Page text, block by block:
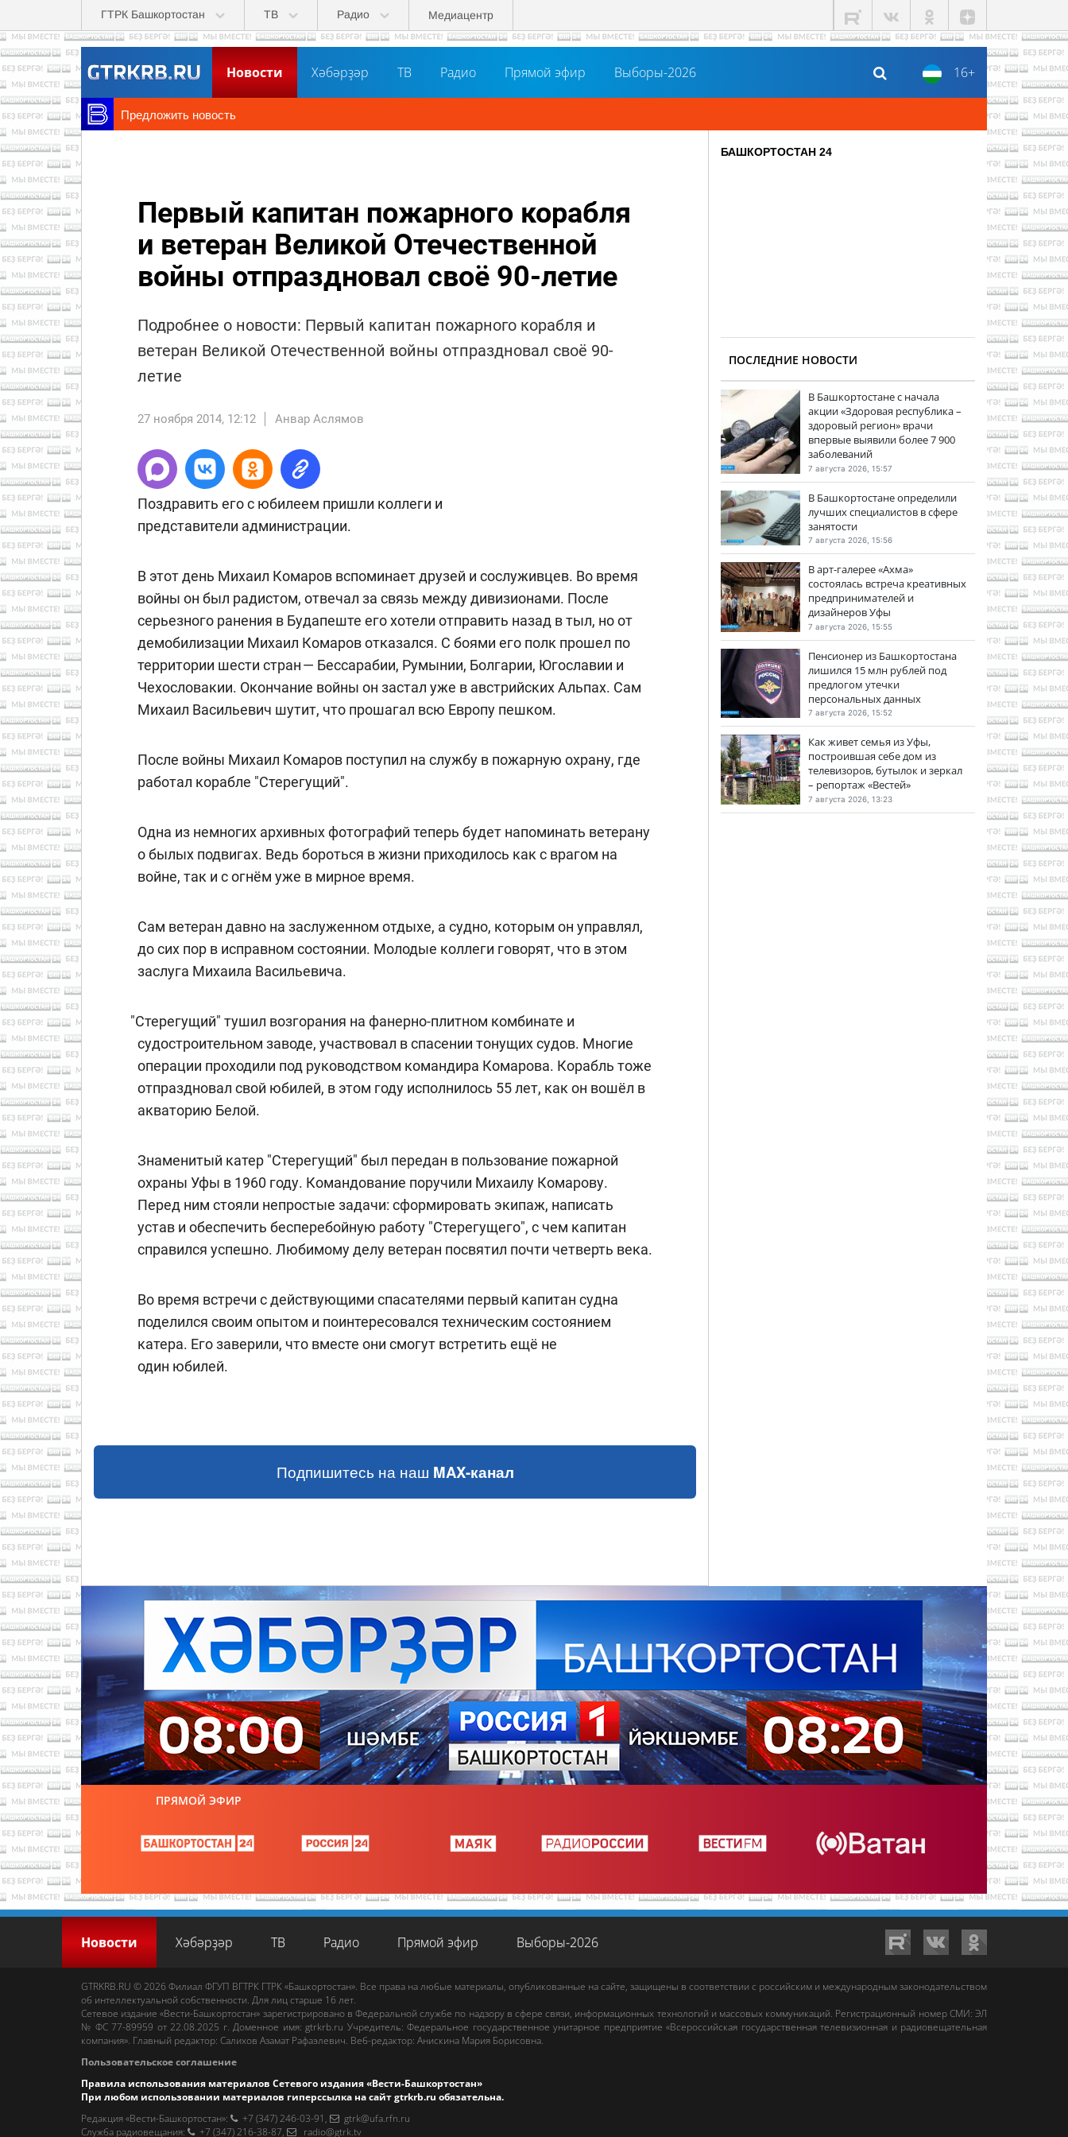
Перейти к основному содержанию
ГТРК Башкортостан ТВ Радио Медиацентр
16+
Новости Хәбәрҙәр ТВ Радио Прямой эфир Выборы-2026
Предложить новость
Первый капитан пожарного корабля
и ветеран Великой Отечественной
войны отпраздновал своё 90-летие
Подробнее о новости: Первый капитан пожарного корабля и
ветеран Великой Отечественной войны отпраздновал своё 90-
летие
27 ноября 2014, 12:12 Анвар Аслямов
Поздравить его с юбилеем пришли коллеги и
представители администрации.
В этот день Михаил Комаров вспоминает друзей и сослуживцев. Во время
войны он был радистом, отвечал за связь между дивизионами. После
серьезного ранения в Будапеште его хотели отправить назад в тыл, но от
демобилизации Михаил Комаров отказался. С боями его полк прошел по
территории шести стран — Бессарабии, Румынии, Болгарии, Югославии и
Чехословакии. Окончание войны он застал уже в австрийских Альпах. Сам
Михаил Васильевич шутит, что прошагал всю Европу пешком.
После войны Михаил Комаров поступил на службу в пожарную охрану, где
работал корабле "Стерегущий".
Одна из немногих архивных фотографий теперь будет напоминать ветерану
о былых подвигах. Ведь бороться в жизни приходилось как с врагом на
войне, так и с огнём уже в мирное время.
Сам ветеран давно на заслуженном отдыхе, а судно, которым он управлял,
до сих пор в исправном состоянии. Молодые коллеги говорят, что в этом
заслуга Михаила Васильевича.
"Стерегущий" тушил возгорания на фанерно-плитном комбинате и
судостроительном заводе, участвовал в спасении тонущих судов. Многие
операции проходили под руководством командира Комарова. Корабль тоже
отпраздновал свой юбилей, в этом году исполнилось 55 лет, как он вошёл в
акваторию Белой.
Знаменитый катер "Стерегущий" был передан в пользование пожарной
охраны Уфы в 1960 году. Командование поручили Михаилу Комарову.
Перед ним стояли непростые задачи: сформировать экипаж, написать
устав и обеспечить бесперебойную работу "Стерегущего", с чем капитан
справился успешно. Любимому делу ветеран посвятил почти четверть века.
Во время встречи с действующими спасателями первый капитан судна
поделился своим опытом и поинтересовался техническим состоянием
катера. Его заверили, что вместе они смогут встретить ещё не
один юбилей.
Подпишитесь на наш MAX-канал
БАШКОРТОСТАН 24
ПОСЛЕДНИЕ НОВОСТИ
В Башкортостане с начала
акции «Здоровая республика –
здоровый регион» врачи
впервые выявили более 7 900
заболеваний
7 августа 2026, 15:57
В Башкортостане определили
лучших специалистов в сфере
занятости
7 августа 2026, 15:56
В арт-галерее «Ахма»
состоялась встреча креативных
предпринимателей и
дизайнеров Уфы
7 августа 2026, 15:55
Пенсионер из Башкортостана
лишился 15 млн рублей под
предлогом утечки
персональных данных
7 августа 2026, 15:52
Как живет семья из Уфы,
построившая себе дом из
телевизоров, бутылок и зеркал
– репортаж «Вестей»
7 августа 2026, 13:23
ПРЯМОЙ ЭФИР
Новости Хәбәрҙәр ТВ Радио Прямой эфир Выборы-2026
GTRKRB.RU © 2026 Филиал ФГУП ВГТРК ГТРК «Башкортостан». Все права на любые материалы, опубликованные на сайте, защищены в соответствии с российским и международным законодательством
об интеллектуальной собственности. Для лиц старше 16 лет.
Сетевое издание «Вести-Башкортостан» зарегистрировано в Федеральной службе по надзору в сфере связи, информационных технологий и массовых коммуникаций. Регистрационный номер СМИ: ЭЛ
№ ФС 77-89959 от 22.08.2025 г. Доменное имя:gtrkrb.ru Учредитель: Федеральное государственное унитарное предприятие «Всероссийская государственная телевизионная и радиовещательная
компания». Главный редактор: Салихов Азамат Рафаэлевич. Веб-редактор: Анискина Мария Борисовна.
Пользовательское соглашение
Правила использования материалов Сетевого издания «Вести-Башкортостан»
При любом использовании материалов гиперссылка на сайтgtrkrb.ru обязательна.
Редакция «Вести-Башкортостан»: +7 (347) 246-03-91 ,
gtrk@ufa.rfn.ru
Cлужба радиовещания: +7 (347) 216-38-87, radio@gtrk.tv